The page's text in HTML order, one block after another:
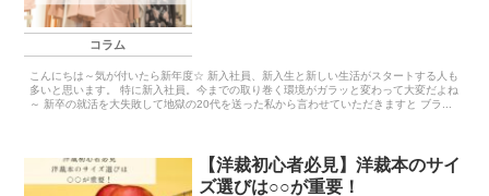
コラム
こんにちは～気が付いたら新年度☆ 新入社員、新入生と新しい生活がスタートする人も
多いと思います。 特に新入社員。今までの取り巻く環境がガラッと変わって大変だよね
～ 新卒の就活を大失敗して地獄の20代を送った私から言わせていただきますと ブラ...
【洋裁初心者必見】洋裁本のサイ
ズ選びは○○が重要！